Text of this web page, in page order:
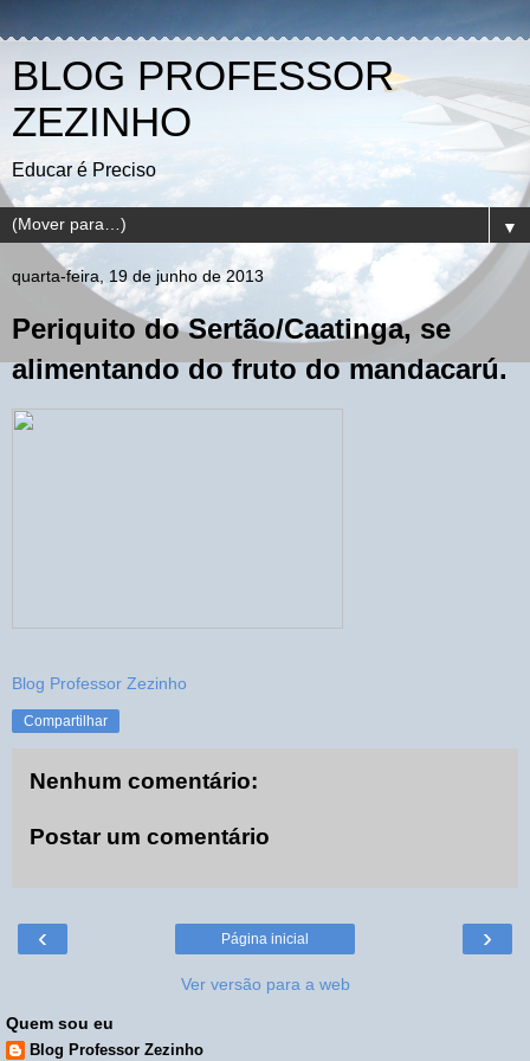
BLOG PROFESSOR
ZEZINHO
Educar é Preciso
▼
quarta-feira, 19 de junho de 2013
Periquito do Sertão/Caatinga, se
alimentando do fruto do mandacarú.
Blog Professor Zezinho
Compartilhar
Nenhum comentário:
Postar um comentário
‹ ›
Página inicial
Ver versão para a web
Quem sou eu
Blog Professor Zezinho